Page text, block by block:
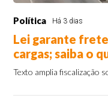
Política Há 3 dias
Lei garante
cargas; saiba o
Texto amplia fiscalização